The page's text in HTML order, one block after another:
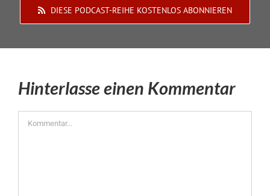
DIESE PODCAST-REIHE KOSTENLOS ABONNIEREN
Hinterlasse einen Kommentar